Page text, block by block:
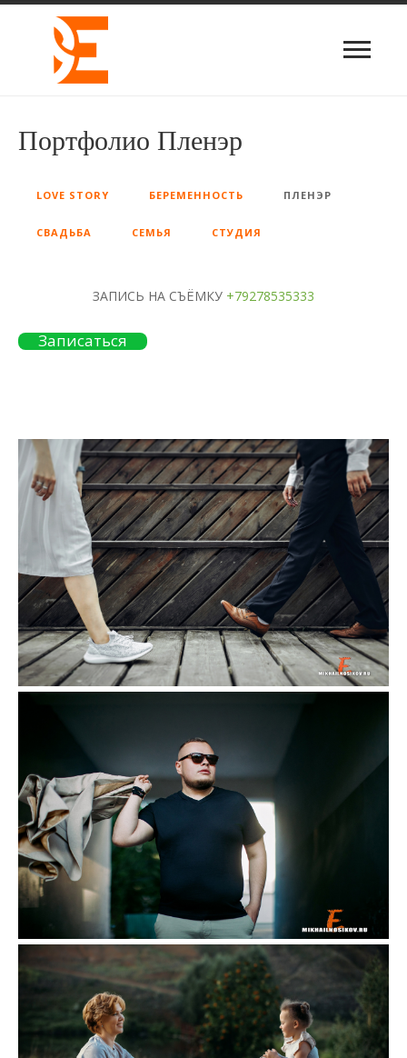
Портфолио Пленэр
LOVE STORY БЕРЕМЕННОСТЬ ПЛЕНЭР
СВАДЬБА СЕМЬЯ СТУДИЯ
ЗАПИСЬ НА СЪЁМКУ +79278535333
Записаться
Мужская фотосессия